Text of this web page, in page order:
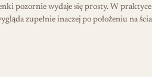
pozornie wydaje się prosty. W praktyce
zupełnie inaczej po położeniu na